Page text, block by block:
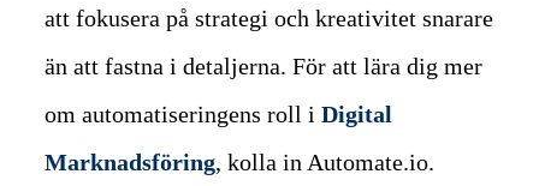
att fokusera på strategi och kreativitet snarare
än att fastna i detaljerna. För att lära dig mer
om automatiseringens roll iDigital
Marknadsföring, kolla in Automate.io.